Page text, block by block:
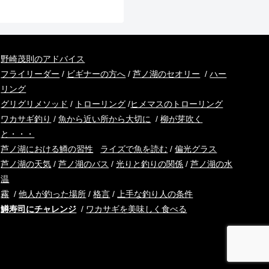
野崎茂則のアドバイス
フライリーダー / ビギナーの方へ /芦ノ湖のセオリー /ハー
リング
グリグリメソッド / トローリング /ヒメマスのトローリング
ワカサギ釣り /魚から近い所から大切に /柳が芽吹く
と・・・
芦ノ湖における鱒の習性
ライズで魚を読む /偏光グラス
芦ノ湖の天気 /芦ノ湖のバス /光りと釣りの関係 /芦ノ湖の水
温
霧 /他人が釣った場所 /格言 /
上手な釣り人の条件
鱒寿司にチャレンジ / ワカサギを美味しく食べる